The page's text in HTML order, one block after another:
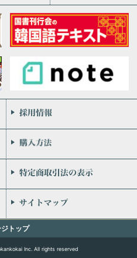
会社案内
お問い合わせ
個人情報保護方針
リンク
トップ
Inc. All rights reserved